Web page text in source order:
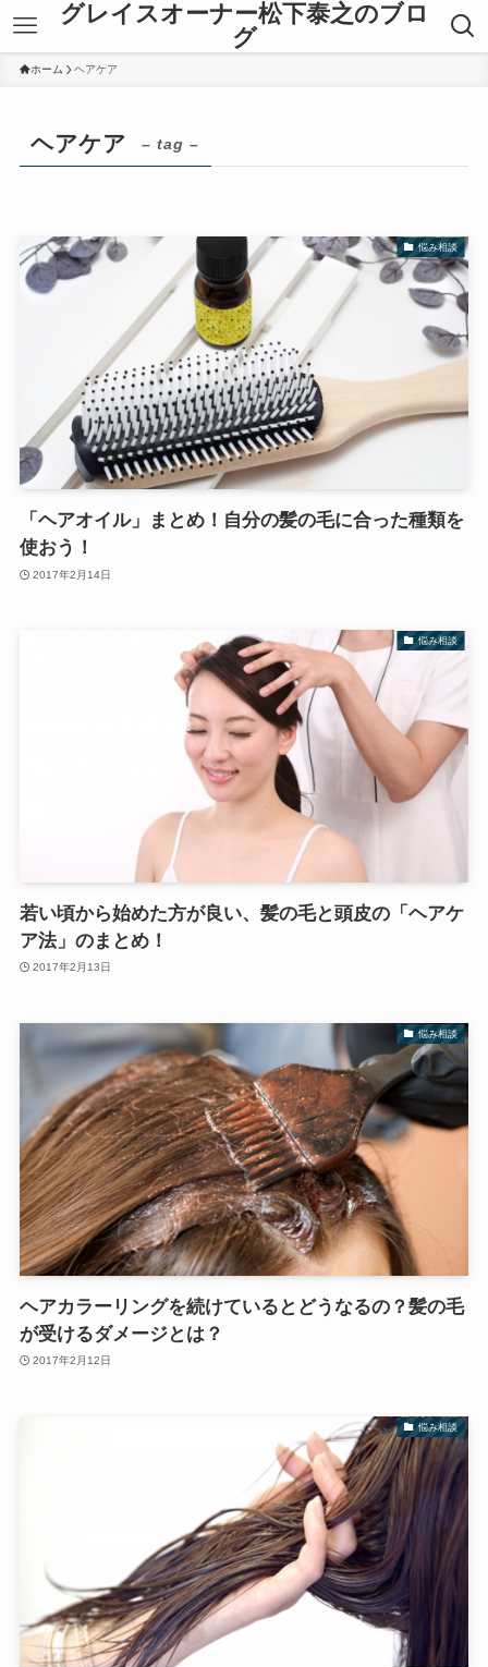
グレイスオーナー松下泰之のブロ
グ
ホーム ヘアケア
ヘアケア – tag –
悩み相談
「ヘアオイル」まとめ！自分の髪の毛に合った種類を
使おう！
2017年2月14日
悩み相談
若い頃から始めた方が良い、髪の毛と頭皮の「ヘアケ
ア法」のまとめ！
2017年2月13日
悩み相談
ヘアカラーリングを続けているとどうなるの？髪の毛
が受けるダメージとは？
2017年2月12日
悩み相談